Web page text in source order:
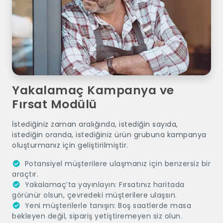
Yakalamaç Kampanya ve
Fırsat Modülü
İstediğiniz zaman aralığında, istediğin sayıda,
istediğin oranda, istediğiniz ürün grubuna kampanya
oluşturmanız için geliştirilmiştir.
Potansiyel müşterilere ulaşmanız için benzersiz bir
araçtır.
Yakalamaç’ta yayınlayın: Fırsatınız haritada
görünür olsun, çevredeki müşterilere ulaşsın.
Yeni müşterilerle tanışın: Boş saatlerde masa
bekleyen değil, sipariş yetiştiremeyen siz olun.